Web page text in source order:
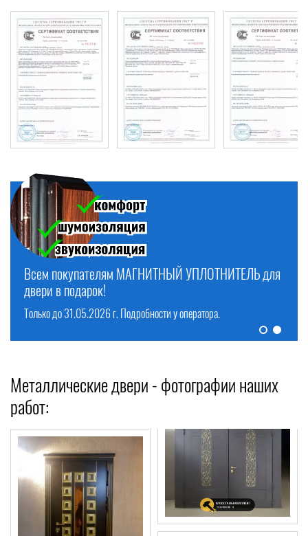
Смотреть предложения >
ТЕРМОДВЕРИ по выгодным ценам! Выезд на замер
БЕСПЛАТНО!
Смотреть предложения >
Металлические двери - фотографии наших
работ: